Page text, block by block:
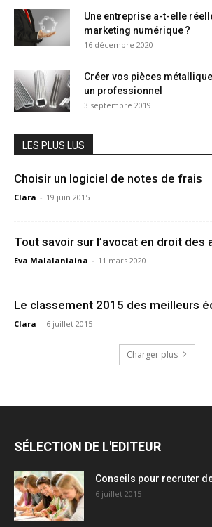
Une entreprise a-t-elle
marketing numérique ?
16 décembre 2020
Créer vos pièces
un professionnel
3 septembre 2019
LES PLUS LUS
Choisir un logiciel de notes de frais
Clara - 19 juin 2015
Tout savoir sur l’avocat en droit des
Eva Malalaniaina - 11 mars 2020
Le classement 2015 des meilleurs
Clara - 6 juillet 2015
Charger plus
SÉLECTION DE L'EDITEUR
Conseils pour recruter
6 juillet 2015